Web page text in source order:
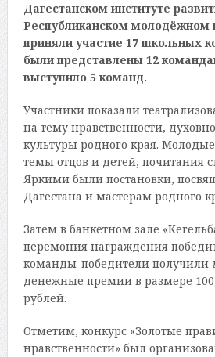
Дагестанском институте
Республиканском молодёжном
приняли участие 17 школьных
были представлены 12
выступило 5 команд.
Участники показали
на тему нравственности,
культуры родного края.
темы отцов и детей, почитания
Яркими были постановки,
Дагестана и мастерам родного
Затем в банкетном зале
церемония награждения
команды-победители
денежные премии в размере
рублей.
Отметим, конкурс «Золотые
нравственности» был